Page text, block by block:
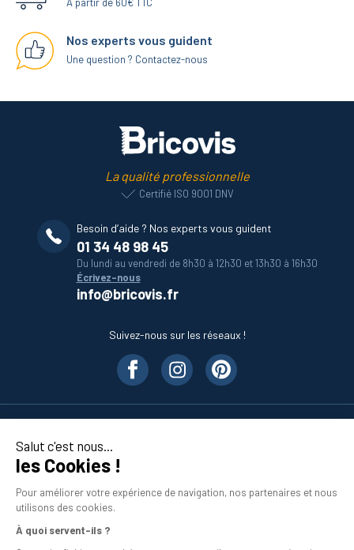
Salut c'est nous...
les Cookies !
Pour améliorer votre expérience de navigation, nos partenaires et nous
utilisons des cookies.
À quoi servent-ils ?
A partir de 60€ TTC
Nos experts vous guident
Une question ? Contactez-nous
La qualité professionnelle
Certifié ISO 9001 DNV
Besoin d’aide ? Nos experts vous guident
01 34 48 98 45
Du lundi au vendredi de 8h30 à 12h30 et 13h30 à 16h30
Écrivez-nous
info@bricovis.fr
Suivez-nous sur les réseaux !
En savoir plus